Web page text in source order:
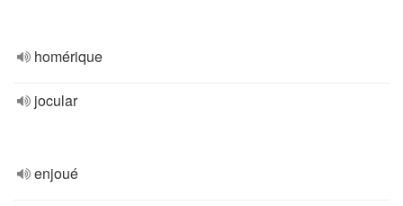
homérique
jocular
enjoué